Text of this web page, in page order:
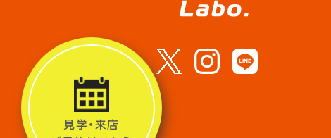
見学・来店